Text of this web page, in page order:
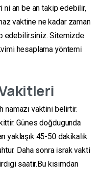
an be an takip edebilir,
vaktine ne kadar zaman
edebilirsiniz. Sitemizde
hesaplama yöntemi
namazı vaktini belirtir.
Günes doğdugunda
yaklaşık 45-50 dakikalık
Daha sonra israk vakti
saatir.Bu kısımdan